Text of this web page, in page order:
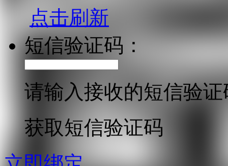
点击刷新
短信验证码：
请输入接收的短信验证
获取短信验证码